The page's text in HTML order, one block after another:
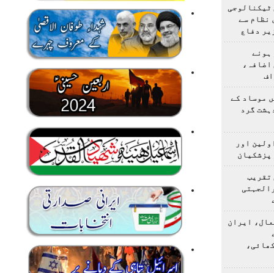
ٹیکنالوجی
نظام سے
دفاع
ہونے
اضافہ،
موساد کے
4 مسلح دہشت گرد
اور
پزشکیان
تقریب
ایران